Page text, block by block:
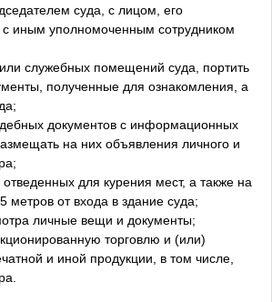
суда, с лицом, его
иным уполномоченным сотрудником
служебных помещений суда, портить
полученные для ознакомления, а
документов с информационных
на них объявления личного и
отведенных для курения мест, а также на
метров от входа в здание суда;
личные вещи и документы;
торговлю и (или)
и иной продукции, в том числе,